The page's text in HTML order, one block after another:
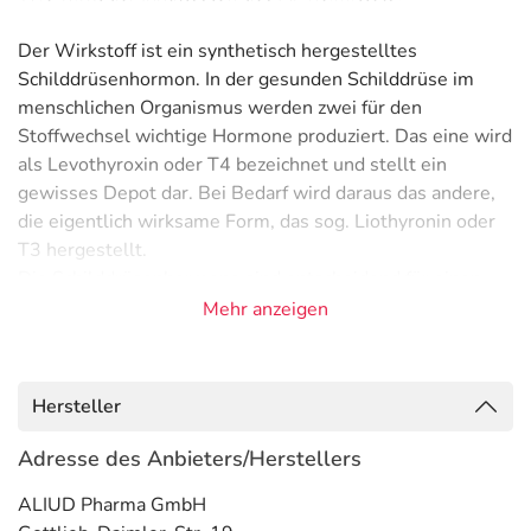
Der Wirkstoff ist ein synthetisch hergestelltes
Schilddrüsenhormon. In der gesunden Schilddrüse im
menschlichen Organismus werden zwei für den
Stoffwechsel wichtige Hormone produziert. Das eine wird
als Levothyroxin oder T4 bezeichnet und stellt ein
gewisses Depot dar. Bei Bedarf wird daraus das andere,
die eigentlich wirksame Form, das sog. Liothyronin oder
T3 hergestellt.
funktionierenden Stoffwechsel des menschlichen
regelmäßig zugeführt werden. Durch das Arzneimittel
wird nur die "Vorratsform", das Levothyroxin
eingenommen. So kann der Körper weiterhin
vornehmen.
Mehr anzeigen
Hersteller
Adresse des Anbieters/Herstellers
ALIUD Pharma GmbH